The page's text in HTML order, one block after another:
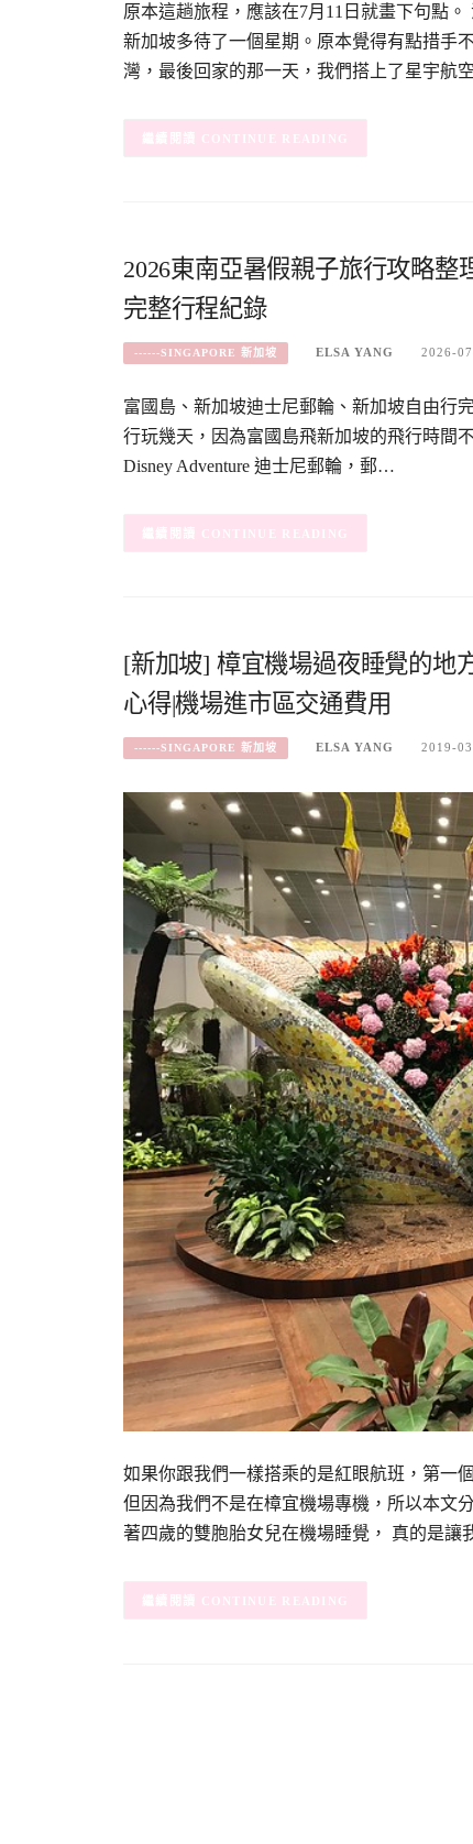
原本這趟旅程，應該在7月11日就畫下句點
新加坡多待了一個星期。原本覺得有點措手
灣，最後回家的那一天，我們搭上了星宇航
CONTINUE READING
2026東南亞暑假親子旅行攻略
完整行程紀錄
------SINGAPORE 新加坡 ELSA YANG 2026-
富國島、新加坡迪士尼郵輪、新加坡自由行
行玩幾天，因為富國島飛新加坡的飛行時間
Disney Adventure 迪士尼郵輪，郵…
CONTINUE READING
[新加坡] 樟宜機場過夜睡覺的地
心得|機場進市區交通費用
------SINGAPORE 新加坡 ELSA YANG 2019-
如果你跟我們一樣搭乘的是紅眼航班，第一
但因為我們不是在樟宜機場專機，所以本文
著四歲的雙胞胎女兒在機場睡覺， 真的是讓
CONTINUE READING